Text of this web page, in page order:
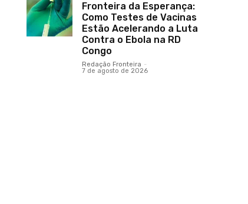
Fronteira da Esperança:
Como Testes de Vacinas
Estão Acelerando a Luta
Contra o Ebola na RD
Congo
Redação Fronteira -
7 de agosto de 2026